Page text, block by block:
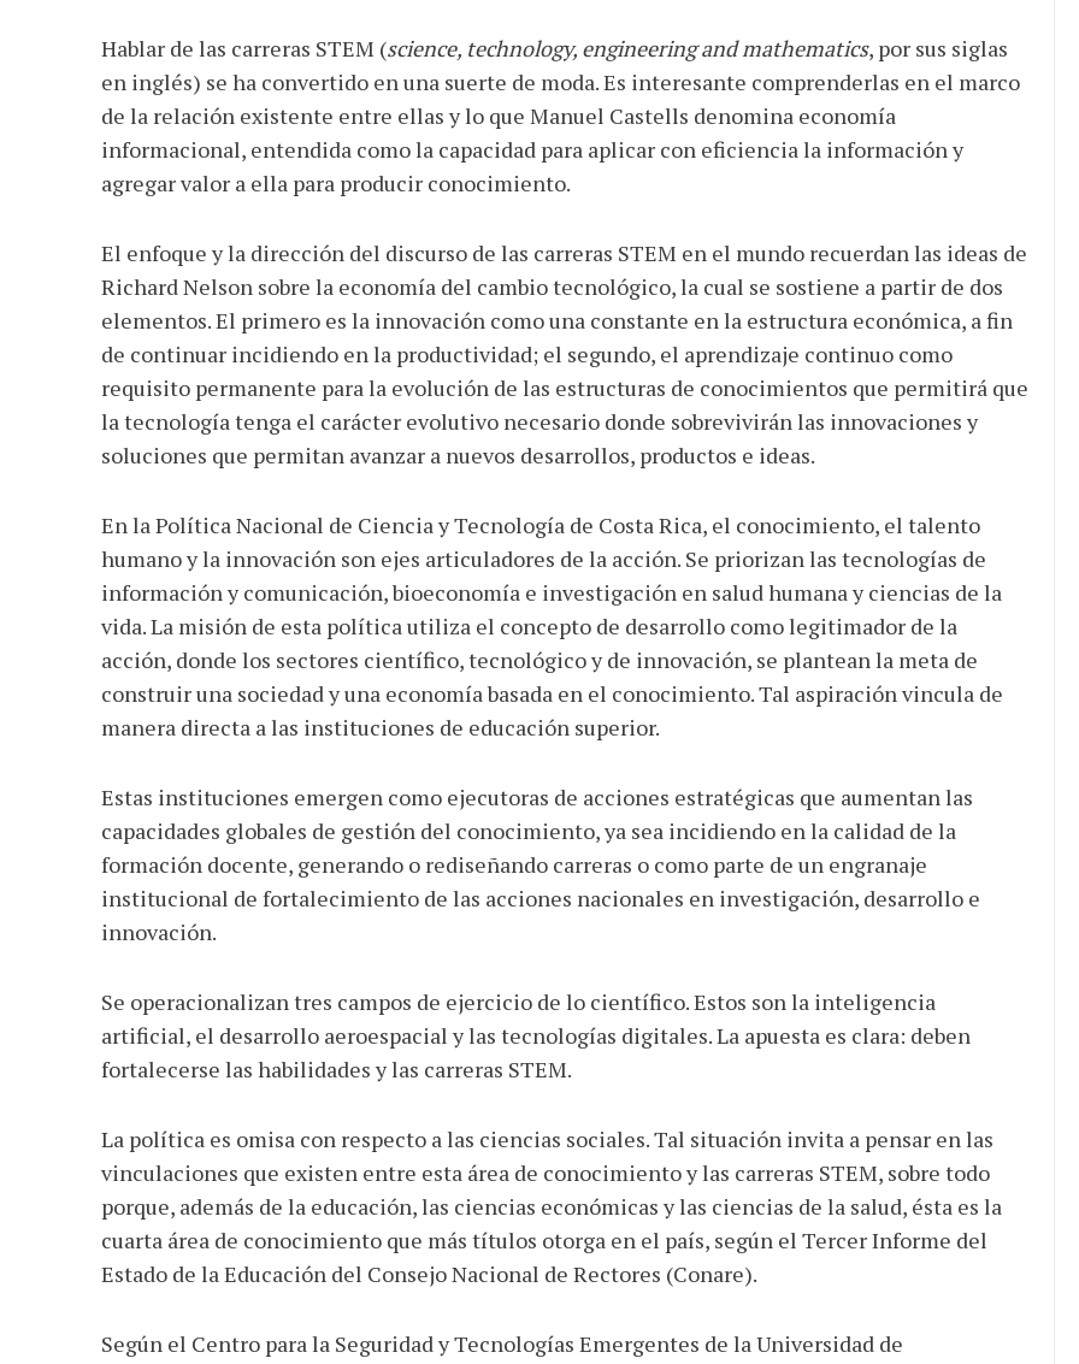
Hablar de las carreras STEM (science, technology, engineering and mathematics, por sus siglas
en inglés) se ha convertido en una suerte de moda. Es interesante comprenderlas en el marco
de la relación existente entre ellas y lo que Manuel Castells denomina economía
informacional, entendida como la capacidad para aplicar con eficiencia la información y
agregar valor a ella para producir conocimiento.
El enfoque y la dirección del discurso de las carreras STEM en el mundo recuerdan las ideas de
Richard Nelson sobre la economía del cambio tecnológico, la cual se sostiene a partir de dos
elementos. El primero es la innovación como una constante en la estructura económica, a fin
de continuar incidiendo en la productividad; el segundo, el aprendizaje continuo como
requisito permanente para la evolución de las estructuras de conocimientos que permitirá que
la tecnología tenga el carácter evolutivo necesario donde sobrevivirán las innovaciones y
soluciones que permitan avanzar a nuevos desarrollos, productos e ideas.
En la Política Nacional de Ciencia y Tecnología de Costa Rica, el conocimiento, el talento
humano y la innovación son ejes articuladores de la acción. Se priorizan las tecnologías de
información y comunicación, bioeconomía e investigación en salud humana y ciencias de la
vida. La misión de esta política utiliza el concepto de desarrollo como legitimador de la
acción, donde los sectores científico, tecnológico y de innovación, se plantean la meta de
construir una sociedad y una economía basada en el conocimiento. Tal aspiración vincula de
manera directa a las instituciones de educación superior.
Estas instituciones emergen como ejecutoras de acciones estratégicas que aumentan las
capacidades globales de gestión del conocimiento, ya sea incidiendo en la calidad de la
formación docente, generando o rediseñando carreras o como parte de un engranaje
institucional de fortalecimiento de las acciones nacionales en investigación, desarrollo e
innovación.
Se operacionalizan tres campos de ejercicio de lo científico. Estos son la inteligencia
artificial, el desarrollo aeroespacial y las tecnologías digitales. La apuesta es clara: deben
fortalecerse las habilidades y las carreras STEM.
La política es omisa con respecto a las ciencias sociales. Tal situación invita a pensar en las
vinculaciones que existen entre esta área de conocimiento y las carreras STEM, sobre todo
porque, además de la educación, las ciencias económicas y las ciencias de la salud, ésta es la
cuarta área de conocimiento que más títulos otorga en el país, según el Tercer Informe del
Estado de la Educación del Consejo Nacional de Rectores (Conare).
Según el Centro para la Seguridad y Tecnologías Emergentes de la Universidad de